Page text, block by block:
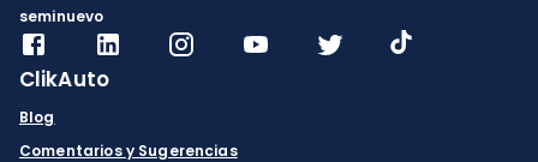
seminuevo
ClikAuto
Blog
Comentarios y Sugerencias